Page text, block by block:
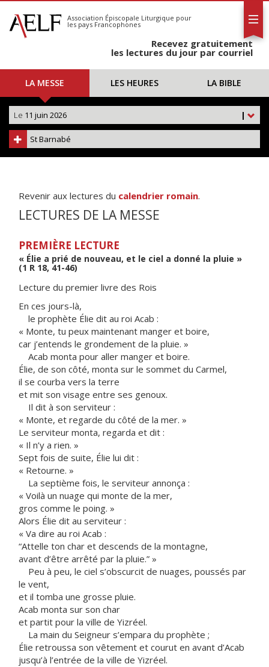
S'abonner
Calendrier
Association Épiscopale Liturgique pour
les pays Francophones
Recevez gratuitement
les lectures du jour par courriel
LA MESSE LES HEURES LA BIBLE
|
Le 11 juin 2026
St Barnabé
Revenir aux lectures du calendrier romain.
LECTURES DE LA MESSE
PREMIÈRE LECTURE
« Élie a prié de nouveau, et le ciel a donné la pluie »
(1 R 18, 41-46)
Lecture du premier livre des Rois
En ces jours-là,
le prophète Élie dit au roi Acab :
« Monte, tu peux maintenant manger et boire,
car j’entends le grondement de la pluie. »
Acab monta pour aller manger et boire.
Élie, de son côté, monta sur le sommet du Carmel,
il se courba vers la terre
et mit son visage entre ses genoux.
Il dit à son serviteur :
« Monte, et regarde du côté de la mer. »
Le serviteur monta, regarda et dit :
« Il n’y a rien. »
Sept fois de suite, Élie lui dit :
« Retourne. »
La septième fois, le serviteur annonça :
« Voilà un nuage qui monte de la mer,
gros comme le poing. »
Alors Élie dit au serviteur :
« Va dire au roi Acab :
“Attelle ton char et descends de la montagne,
avant d’être arrêté par la pluie.” »
Peu à peu, le ciel s’obscurcit de nuages, poussés par
le vent,
et il tomba une grosse pluie.
Acab monta sur son char
et partit pour la ville de Yizréel.
La main du Seigneur s’empara du prophète ;
Élie retroussa son vêtement et courut en avant d’Acab
jusqu’à l’entrée de la ville de Yizréel.